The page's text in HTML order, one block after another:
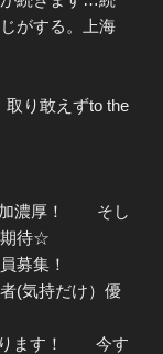
がする。上海
り敢えずto the
加濃厚！ そし
待☆
募集！
(気持だけ）優
ます！ 今す